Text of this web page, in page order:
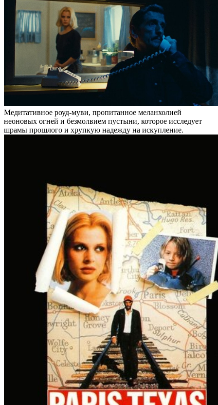
Медитативное роуд-муви, пропитанное меланхолией
неоновых огней и безмолвием пустыни, которое исследует
шрамы прошлого и хрупкую надежду на искупление.